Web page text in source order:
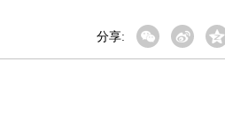
分享: